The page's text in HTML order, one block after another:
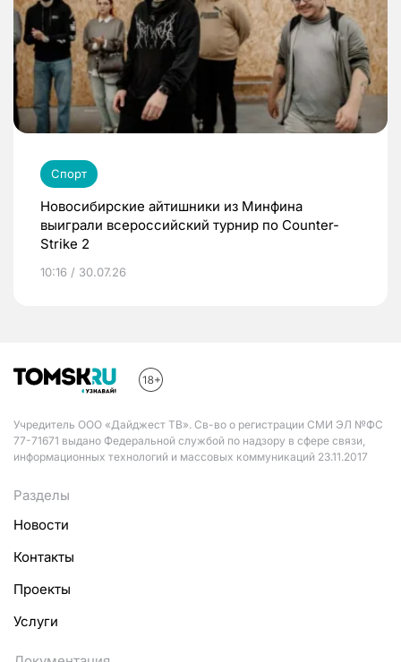
Спорт
Новосибирские айтишники из Минфина
выиграли всероссийский турнир по Counter-
Strike 2
10:16 / 30.07.26
Учредитель ООО «Дайджест ТВ». Св-во о регистрации СМИ ЭЛ №ФС
77-71671 выдано Федеральной службой по надзору в сфере связи,
информационных технологий и массовых коммуникаций 23.11.2017
Разделы
Новости
Контакты
Проекты
Услуги